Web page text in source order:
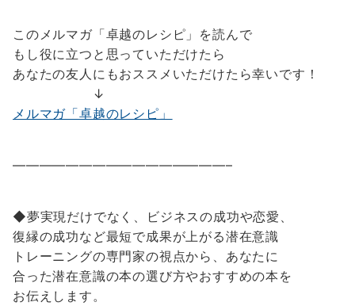
このメルマガ「卓越のレシピ」を読んで
もし役に立つと思っていただけたら
あなたの友人にもおススメいただけたら幸いです！
↓
メルマガ「卓越のレシピ」
————————————————–
◆夢実現だけでなく、ビジネスの成功や恋愛、
復縁の成功など最短で成果が上がる潜在意識
トレーニングの専門家の視点から、あなたに
合った潜在意識の本の選び方やおすすめの本を
お伝えします。